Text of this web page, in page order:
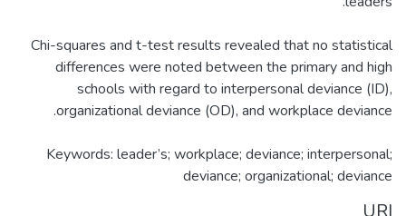
Chi-squares and t-test results revealed that no statistical
differences were noted between the primary and high
schools with regard to interpersonal deviance (ID),
Keywords: leader’s; workplace; deviance; interpersonal;
deviance; organizational; deviance
URI